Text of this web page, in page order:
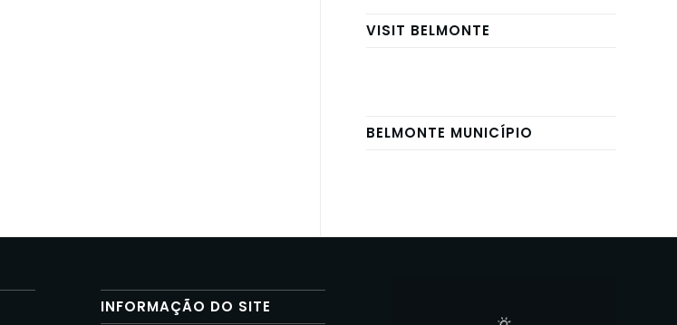
VISIT BELMONTE
BELMONTE MUNICÍPIO
INFORMAÇÃO DO SITE